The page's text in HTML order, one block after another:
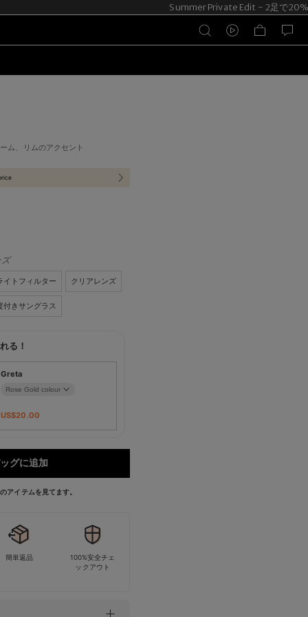
Summer Private Edit - 2足で
ム、リムのアクセント
イトフィルター クリアレンズ
付きサングラス
る！
Greta
US$20.00
グに追加
アイテムを見てます。
簡単返品
100%安全チェ
ックアウト